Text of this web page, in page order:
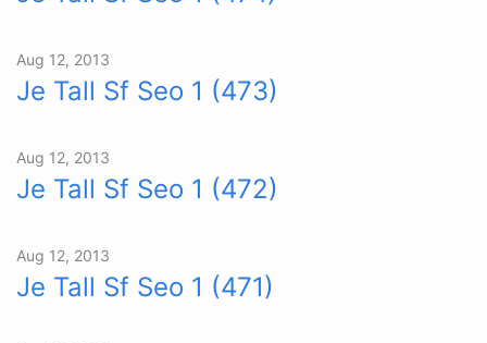
Aug 12, 2013
Je Tall Sf Seo 1 (473)
Aug 12, 2013
Je Tall Sf Seo 1 (472)
Aug 12, 2013
Je Tall Sf Seo 1 (471)